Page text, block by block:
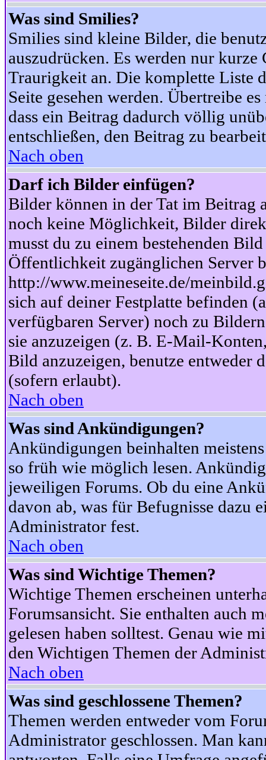
Was sind Smilies?
Smilies sind kleine Bilder, die
auszudrücken. Es werden nur
Traurigkeit an. Die komplette Liste
Seite gesehen werden. Übertreibe
dass ein Beitrag dadurch völlig
entschließen, den Beitrag zu
Nach oben
Darf ich Bilder einfügen?
Bilder können in der Tat im Beitrag
noch keine Möglichkeit, Bilder
musst du zu einem bestehenden
Öffentlichkeit zugänglichen Server
http://www.meineseite.de/
sich auf deiner Festplatte befinden
verfügbaren Server) noch zu
sie anzuzeigen (z. B. E-Mail-
Bild anzuzeigen, benutze
(sofern erlaubt).
Nach oben
Was sind Ankündigungen?
Ankündigungen beinhalten
so früh wie möglich lesen.
jeweiligen Forums. Ob du eine
davon ab, was für Befugnisse dazu
Administrator fest.
Nach oben
Was sind Wichtige Themen?
Wichtige Themen erscheinen
Forumsansicht. Sie enthalten auch
gelesen haben solltest. Genau wie
den Wichtigen Themen der
Nach oben
Was sind geschlossene Themen?
Themen werden entweder vom
Administrator geschlossen. Man